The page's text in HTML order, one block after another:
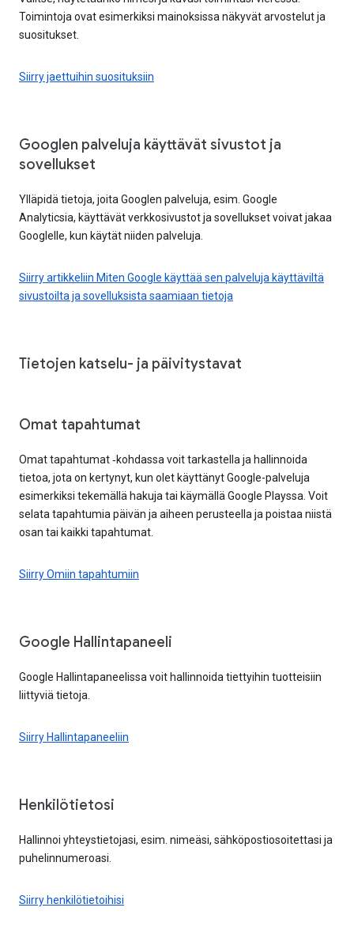
Toimintoja ovat esimerkiksi mainoksissa näkyvät arvostelut ja
suositukset.
Siirry jaettuihin suosituksiin
Googlen palveluja käyttävät sivustot ja
sovellukset
Ylläpidä tietoja, joita Googlen palveluja, esim. Google
Analyticsia, käyttävät verkkosivustot ja sovellukset voivat jakaa
Googlelle, kun käytät niiden palveluja.
Siirry artikkeliin Miten Google käyttää sen palveluja käyttäviltä
sivustoilta ja sovelluksista saamiaan tietoja
Tietojen katselu- ja päivitystavat
Omat tapahtumat
Omat tapahtumat ‑kohdassa voit tarkastella ja hallinnoida
tietoa, jota on kertynyt, kun olet käyttänyt Google-palveluja
esimerkiksi tekemällä hakuja tai käymällä Google Playssa. Voit
selata tapahtumia päivän ja aiheen perusteella ja poistaa niistä
osan tai kaikki tapahtumat.
Siirry Omiin tapahtumiin
Google Hallintapaneeli
Google Hallintapaneelissa voit hallinnoida tiettyihin tuotteisiin
liittyviä tietoja.
Siirry Hallintapaneeliin
Henkilötietosi
Hallinnoi yhteystietojasi, esim. nimeäsi, sähköpostiosoitettasi ja
puhelinnumeroasi.
Siirry henkilötietoihisi